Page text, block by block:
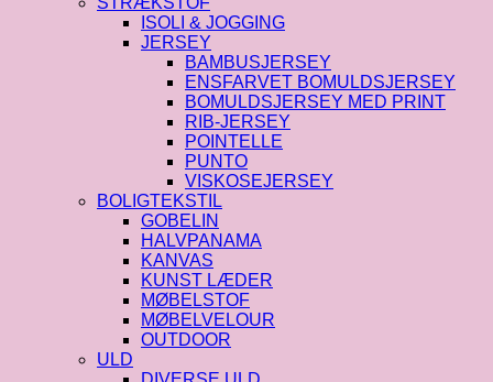
ISOLI & JOGGING
JERSEY
BAMBUSJERSEY
ENSFARVET BOMULDSJERSEY
BOMULDSJERSEY MED PRINT
RIB-JERSEY
POINTELLE
PUNTO
VISKOSEJERSEY
BOLIGTEKSTIL
GOBELIN
HALVPANAMA
KANVAS
KUNST LÆDER
MØBELSTOF
MØBELVELOUR
OUTDOOR
ULD